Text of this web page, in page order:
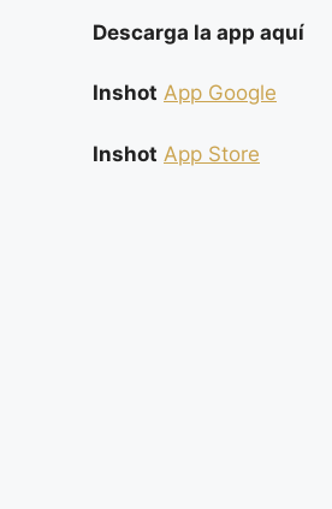
Descarga la app aquí
Inshot App Google
Inshot App Store